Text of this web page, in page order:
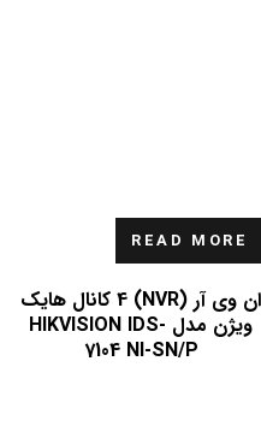
READ MORE
ان وی آر (NVR) 4 کانال هایک
ویژن مدل HIKVISION IDS-
7104 NI-SN/P